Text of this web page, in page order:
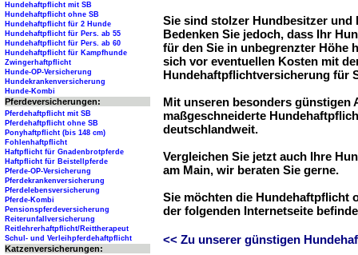
Sie sind stolzer Hundbesitzer und
Bedenken Sie jedoch, dass Ihr
für den Sie in unbegrenzter Höhe
sich vor eventuellen Kosten mit
Hundehaftpflichtversicherung für
Mit unseren besonders günstigen
maßgeschneiderte
deutschlandweit.
Vergleichen Sie jetzt auch Ihre
am Main, wir beraten Sie gerne.
Sie möchten die Hundehaftpflicht
der folgenden Internetseite
<< Zu unserer günstigen
Hundehaftpflicht mit SB
Hundehaftpflicht ohne SB
Hundehaftpflicht für 2 Hunde
Hundehaftpflicht für Pers. ab 55
Hundehaftpflicht für Pers. ab 60
Hundehaftpflicht für Kampfhunde
Zwingerhaftpflicht
Hunde-OP-Versicherung
Hundekrankenversicherung
Hunde-Kombi
Pferdeversicherungen:
Pferdehaftpflicht mit SB
Pferdehaftpflicht ohne SB
Ponyhaftpflicht (bis 148 cm)
Fohlenhaftpflicht
Haftpflicht für Gnadenbrotpferde
Haftpflicht für Beistellpferde
Pferde-OP-Versicherung
Pferdekrankenversicherung
Pferdelebensversicherung
Pferde-Kombi
Pensionspferdeversicherung
Reiterunfallversicherung
Reitlehrerhaftpflicht/Reittherapeut
Schul- und Verleihpferdehaftpflicht
Katzenversicherungen: